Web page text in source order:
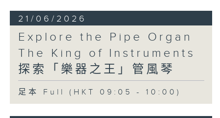
21/06/2026
Explore the Pipe Organ
The King of Instruments
探索「樂器之王」管風琴
足本 Full (HKT 09:05 - 10:00)